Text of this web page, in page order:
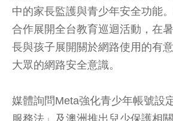
中的家長監護與青少年安全功能
合作展開全台教育巡迴活動，在
長與孩子展開關於網路使用的有
大眾的網路安全意識。
媒體詢問Meta強化青少年帳號設
服務法」及澳洲推出兒少保護相